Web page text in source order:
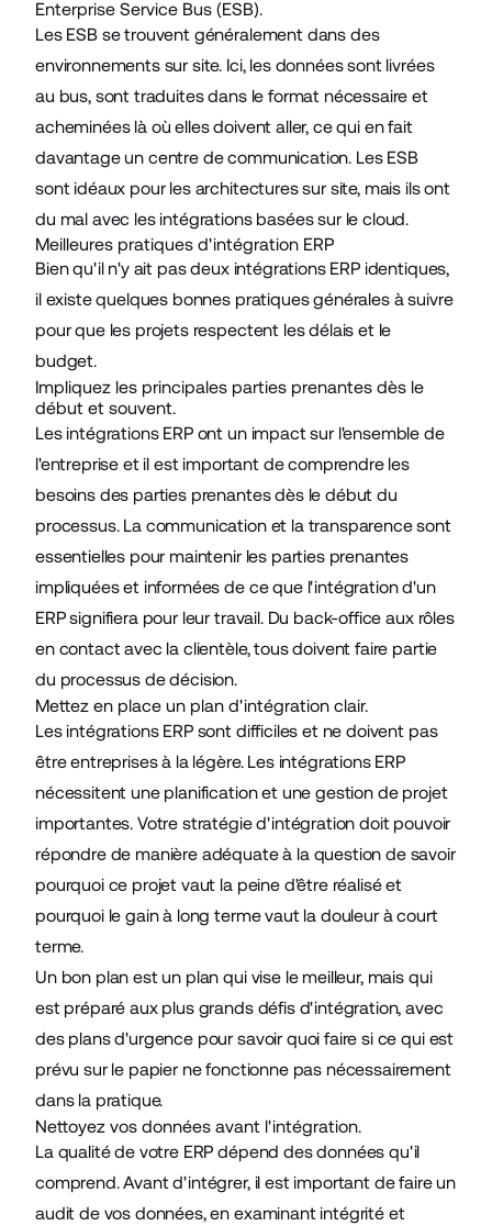
Enterprise Service Bus (ESB).
Les ESB se trouvent généralement dans des
environnements sur site. Ici, les données sont livrées
au bus, sont traduites dans le format nécessaire et
acheminées là où elles doivent aller, ce qui en fait
davantage un centre de communication. Les ESB
sont idéaux pour les architectures sur site, mais ils ont
du mal avec les intégrations basées sur le cloud.
Meilleures pratiques d'intégration ERP
Bien qu'il n'y ait pas deux intégrations ERP identiques,
il existe quelques bonnes pratiques générales à suivre
pour que les projets respectent les délais et le
budget.
Impliquez les principales parties prenantes dès le
début et souvent.
Les intégrations ERP ont un impact sur l'ensemble de
l'entreprise et il est important de comprendre les
besoins des parties prenantes dès le début du
processus. La communication et la transparence sont
essentielles pour maintenir les parties prenantes
impliquées et informées de ce que l'intégration d'un
ERP signifiera pour leur travail. Du back-office aux rôles
en contact avec la clientèle, tous doivent faire partie
du processus de décision.
Mettez en place un plan d'intégration clair.
Les intégrations ERP sont difficiles et ne doivent pas
être entreprises à la légère. Les intégrations ERP
nécessitent une planification et une gestion de projet
importantes. Votre stratégie d'intégration doit pouvoir
répondre de manière adéquate à la question de savoir
pourquoi ce projet vaut la peine d'être réalisé et
pourquoi le gain à long terme vaut la douleur à court
terme.
Un bon plan est un plan qui vise le meilleur, mais qui
est préparé aux plus grands défis d'intégration, avec
des plans d'urgence pour savoir quoi faire si ce qui est
prévu sur le papier ne fonctionne pas nécessairement
dans la pratique.
Nettoyez vos données avant l'intégration.
La qualité de votre ERP dépend des données qu'il
comprend. Avant d'intégrer, il est important de faire un
audit de vos données, en examinant intégrité et